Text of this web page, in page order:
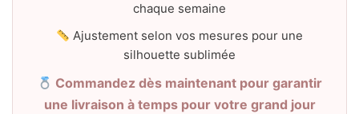
chaque semaine
Ajustement selon vos mesures pour une
silhouette sublimée
Commandez dès maintenant pour garantir
une livraison à temps pour votre grand jour